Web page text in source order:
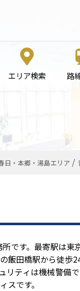
エリア検索 路
日・本郷・湯島エリア
です。最寄駅は東
飯田橋駅から徒歩
ティは機械警備
スです。